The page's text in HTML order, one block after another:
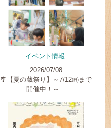
イベント情報
2026/07/08
🎐【夏の蔵祭り】～7/12㈰まで
開催中！～…